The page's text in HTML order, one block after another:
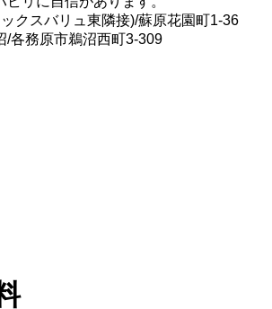
クスバリュ東隣接)/蘇原花園町1-36
/各務原市鵜沼西町3-309